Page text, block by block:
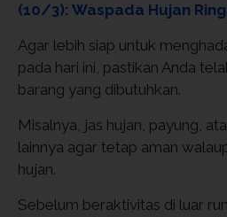
(10/3): Waspada Hujan
Agar lebih siap untuk
pada hari ini, pastikan Anda
barang yang dibutuhkan.
Misalnya, jas hujan, payung,
lainnya agar tetap aman
hujan.
Sebelum beraktivitas di luar